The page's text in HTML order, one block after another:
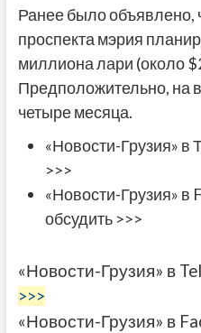
Ранее было объявлено,
проспекта мэрия
миллиона лари (около
Предположительно, на
четыре месяца.
«Новости-Грузия» в
>>>
«Новости-Грузия» в
обсудить >>>
«Новости-Грузия» в
>>>
«Новости-Грузия» в